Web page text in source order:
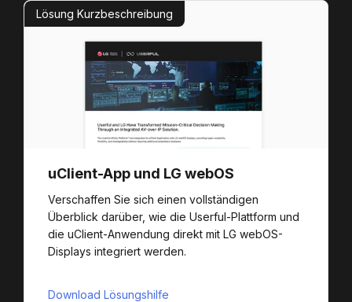
Lösung Kurzbeschreibung
uClient-App und LG webOS
Verschaffen Sie sich einen vollständigen
Überblick darüber, wie die Userful-Plattform und
die uClient-Anwendung direkt mit LG webOS-
Displays integriert werden.
Download Lösungshilfe